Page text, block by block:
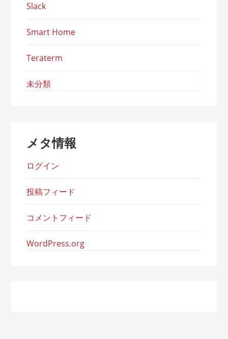
Slack
Smart Home
Teraterm
未分類
メタ情報
ログイン
投稿フィード
コメントフィード
WordPress.org